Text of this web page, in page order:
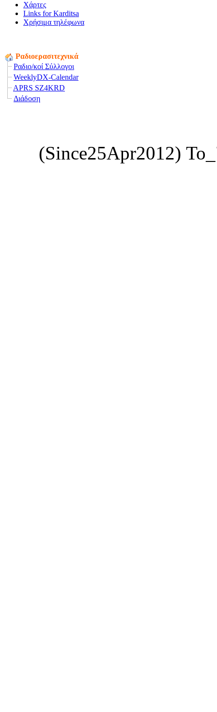
Χάρτες
Links for Karditsa
Χρήσιμα τηλέφωνα
Ραδιοερασιτεχνικά
Ραδιο/κοί Σύλλογοι
WeeklyDX-Calendar
APRS SZ4KRD
Διάδοση
(Since25Apr2012)